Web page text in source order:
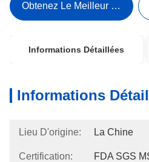
Obtenez Le Meilleur Prix
Informations Détaillées
Informations
Lieu D'origine: La Chine
Certification: FDA SGS